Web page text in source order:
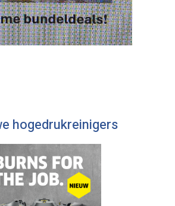
hogedrukreinigers